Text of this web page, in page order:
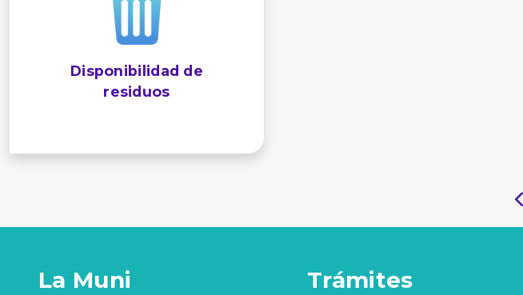
Disponibilidad de
residuos
La Muni Trámites